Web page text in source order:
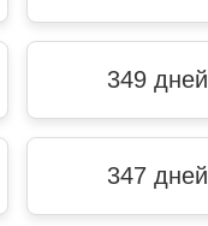
349 дней
347 дней